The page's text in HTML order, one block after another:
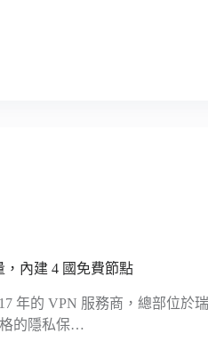
內建 4 國免費節點
年的 VPN 服務商，總部位於
的隱私保…